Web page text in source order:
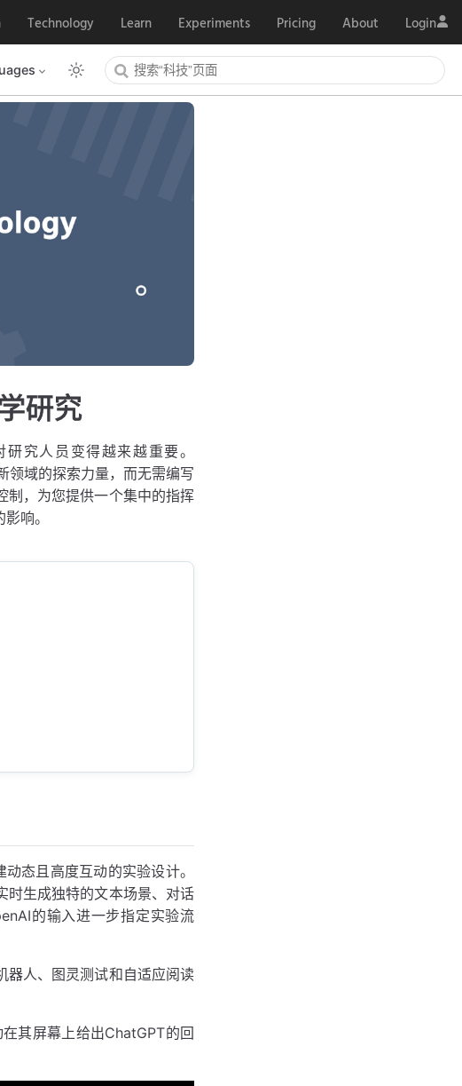
Technology Learn Experiments Pricing About Login
研究
究人员变得越来越重要。
领域的探索力量，而无需编写
制，为您提供一个集中的指挥
响。
态且高度互动的实验设计。
时生成独特的文本场景、对话
的输入进一步指定实验流
器人、图灵测试和自适应阅读
其屏幕上给出ChatGPT的回